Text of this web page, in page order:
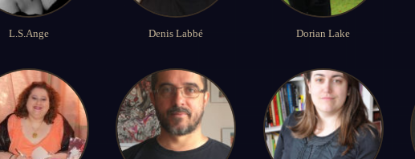
L.S.Ange Denis Labbé Dorian Lake